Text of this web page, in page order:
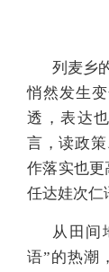
列麦乡
悄然发生
透，表达
言，读政
作落实也更
任达娃次仁
从田间
语”的热潮